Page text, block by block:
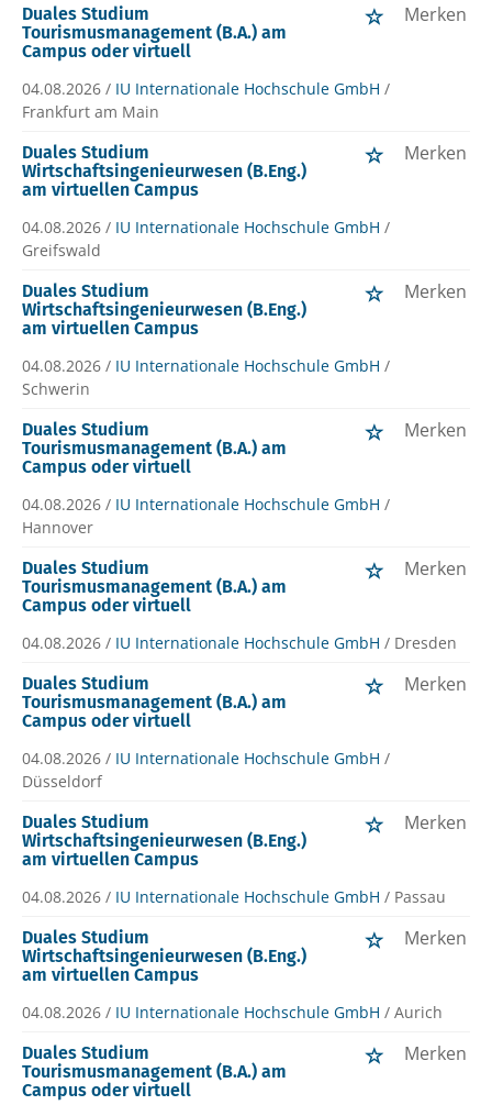
Duales Studium
Tourismusmanagement (B.A.) am
Campus oder virtuell
Merken
04.08.2026 / IU Internationale Hochschule GmbH /
Frankfurt am Main
Duales Studium
Wirtschaftsingenieurwesen (B.Eng.)
am virtuellen Campus
Merken
04.08.2026 / IU Internationale Hochschule GmbH /
Greifswald
Duales Studium
Wirtschaftsingenieurwesen (B.Eng.)
am virtuellen Campus
Merken
04.08.2026 / IU Internationale Hochschule GmbH /
Schwerin
Duales Studium
Tourismusmanagement (B.A.) am
Campus oder virtuell
Merken
04.08.2026 / IU Internationale Hochschule GmbH /
Hannover
Duales Studium
Tourismusmanagement (B.A.) am
Campus oder virtuell
Merken
04.08.2026 / IU Internationale Hochschule GmbH / Dresden
Duales Studium
Tourismusmanagement (B.A.) am
Campus oder virtuell
Merken
04.08.2026 / IU Internationale Hochschule GmbH /
Düsseldorf
Duales Studium
Wirtschaftsingenieurwesen (B.Eng.)
am virtuellen Campus
Merken
04.08.2026 / IU Internationale Hochschule GmbH / Passau
Duales Studium
Wirtschaftsingenieurwesen (B.Eng.)
am virtuellen Campus
Merken
04.08.2026 / IU Internationale Hochschule GmbH / Aurich
Duales Studium
Tourismusmanagement (B.A.) am
Campus oder virtuell
Merken